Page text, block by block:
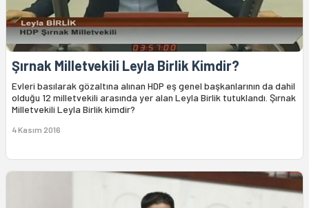
Şırnak Milletvekili Leyla Birlik Kimdir?
Evleri basılarak gözaltına alınan HDP eş genel başkanlarının da dahil
olduğu 12 milletvekili arasında yer alan Leyla Birlik tutuklandı. Şırnak
Milletvekili Leyla Birlik kimdir?
4 Kasım 2016